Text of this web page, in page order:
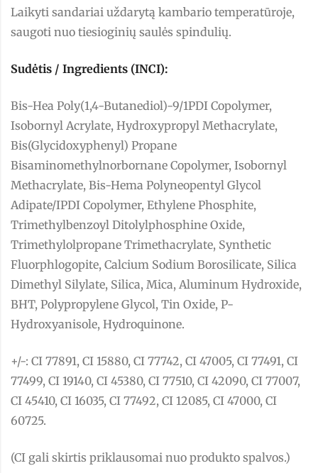
Laikyti sandariai uždarytą kambario temperatūroje,
saugoti nuo tiesioginių saulės spindulių.
Sudėtis / Ingredients (INCI):
Bis-Hea Poly(1,4-Butanediol)-9/1PDI Copolymer,
Isobornyl Acrylate, Hydroxypropyl Methacrylate,
Bis(Glycidoxyphenyl) Propane
Bisaminomethylnorbornane Copolymer, Isobornyl
Methacrylate, Bis-Hema Polyneopentyl Glycol
Adipate/IPDI Copolymer, Ethylene Phosphite,
Trimethylbenzoyl Ditolylphosphine Oxide,
Trimethylolpropane Trimethacrylate, Synthetic
Fluorphlogopite, Calcium Sodium Borosilicate, Silica
Dimethyl Silylate, Silica, Mica, Aluminum Hydroxide,
BHT, Polypropylene Glycol, Tin Oxide, P-
Hydroxyanisole, Hydroquinone.
+/-: CI 77891, CI 15880, CI 77742, CI 47005, CI 77491, CI
77499, CI 19140, CI 45380, CI 77510, CI 42090, CI 77007,
CI 45410, CI 16035, CI 77492, CI 12085, CI 47000, CI
60725.
(CI gali skirtis priklausomai nuo produkto spalvos.)